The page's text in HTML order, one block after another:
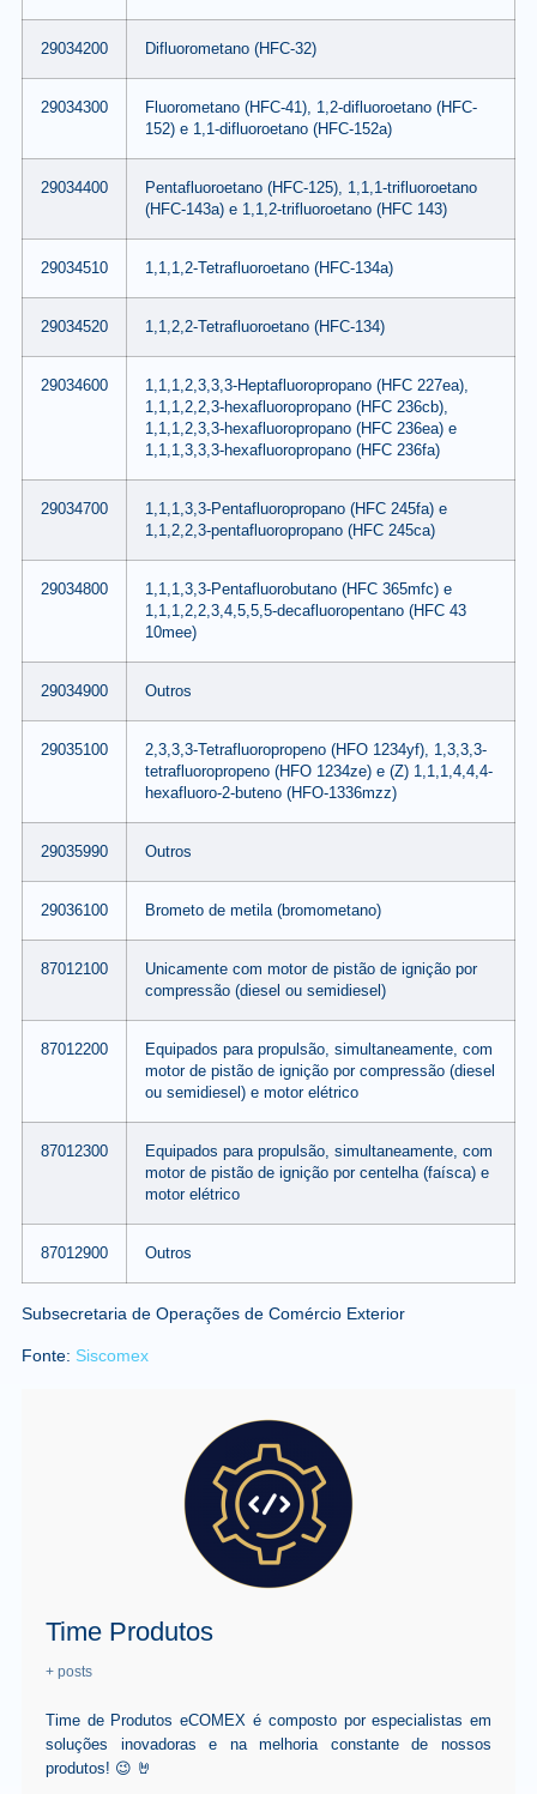
29034200 Difluorometano (HFC-32)
29034300
Fluorometano (HFC-41), 1,2-difluoroetano (HFC-
152) e 1,1-difluoroetano (HFC-152a)
29034400
Pentafluoroetano (HFC-125), 1,1,1-trifluoroetano
(HFC-143a) e 1,1,2-trifluoroetano (HFC 143)
29034510 1,1,1,2-Tetrafluoroetano (HFC-134a)
29034520 1,1,2,2-Tetrafluoroetano (HFC-134)
29034600
1,1,1,2,3,3,3-Heptafluoropropano (HFC 227ea),
1,1,1,2,2,3-hexafluoropropano (HFC 236cb),
1,1,1,2,3,3-hexafluoropropano (HFC 236ea) e
1,1,1,3,3,3-hexafluoropropano (HFC 236fa)
29034700
1,1,1,3,3-Pentafluoropropano (HFC 245fa) e
1,1,2,2,3-pentafluoropropano (HFC 245ca)
29034800
1,1,1,3,3-Pentafluorobutano (HFC 365mfc) e
1,1,1,2,2,3,4,5,5,5-decafluoropentano (HFC 43
10mee)
29034900 Outros
29035100
2,3,3,3-Tetrafluoropropeno (HFO 1234yf), 1,3,3,3-
tetrafluoropropeno (HFO 1234ze) e (Z) 1,1,1,4,4,4-
hexafluoro-2-buteno (HFO-1336mzz)
29035990 Outros
29036100 Brometo de metila (bromometano)
87012100
Unicamente com motor de pistão de ignição por
compressão (diesel ou semidiesel)
87012200
Equipados para propulsão, simultaneamente, com
motor de pistão de ignição por compressão (diesel
ou semidiesel) e motor elétrico
87012300
Equipados para propulsão, simultaneamente, com
motor de pistão de ignição por centelha (faísca) e
motor elétrico
87012900 Outros
Subsecretaria de Operações de Comércio Exterior
Fonte: Siscomex
Time Produtos
+ posts
Time de Produtos eCOMEX é composto por especialistas em
soluções inovadoras e na melhoria constante de nossos
produtos! 😉 🤘